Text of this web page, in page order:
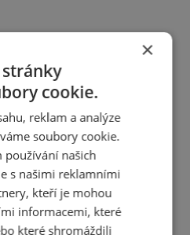
×
cookie.
reklam a analýze
soubory cookie.
používání našich
s našimi reklamními
kteří je mohou
informacemi, které
které shromáždili